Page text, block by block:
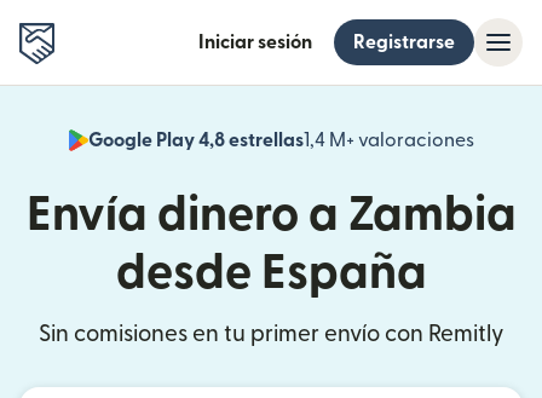
Iniciar sesión Registrarse
Google Play 4,8 estrellas1,4 M+ valoraciones
(se
Envía dinero a Zambia
desde España
Sin comisiones en tu primer envío con Remitly